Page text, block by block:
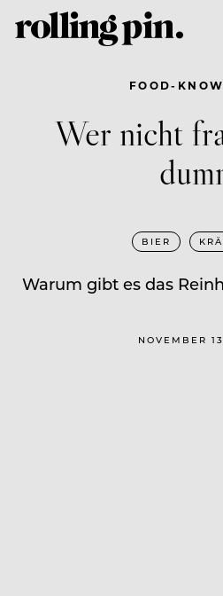
FOOD-
Wer nicht
BIER
Warum gibt es das
NOVEMBER